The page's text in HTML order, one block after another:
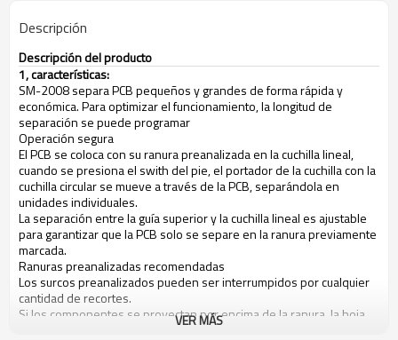
Descripción
Descripción del producto
1, características:
SM-2008 separa PCB pequeños y grandes de forma rápida y
económica. Para optimizar el funcionamiento, la longitud de
separación se puede programar
Operación segura
El PCB se coloca con su ranura preanalizada en la cuchilla lineal,
cuando se presiona el swith del pie, el portador de la cuchilla con la
cuchilla circular se mueve a través de la PCB, separándola en
unidades individuales.
La separación entre la guía superior y la cuchilla lineal es ajustable
para garantizar que la PCB solo se separe en la ranura previamente
marcada.
Ranuras preanalizadas recomendadas
Los surcos preanalizados pueden ser interrumpidos por cualquier
cantidad de recortes.
Si los componentes se proyectan por encima de la ranura, la hoja
lineal debe cortarse, en tal caso, contáctenos.
VER MÁS